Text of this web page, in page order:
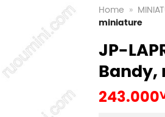
Home »
miniature
JP-
243.000